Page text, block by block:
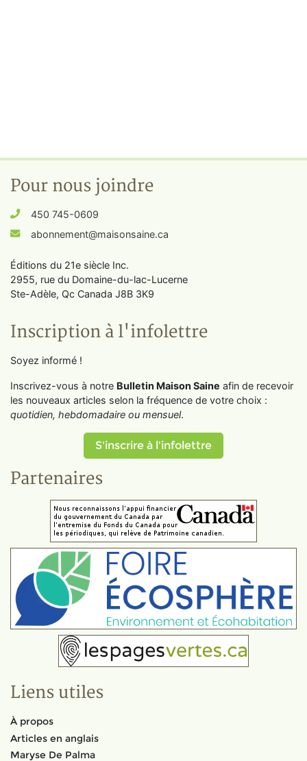
Pour nous joindre
450 745-0609
abonnement@maisonsaine.ca
Éditions du 21e siècle Inc.
2955, rue du Domaine-du-lac-Lucerne
Ste-Adèle, Qc Canada J8B 3K9
Inscription à l'infolettre
Soyez informé !
Inscrivez-vous à notre Bulletin Maison Saine afin de recevoir
les nouveaux articles selon la fréquence de votre choix :
quotidien, hebdomadaire ou mensuel.
S'inscrire à l'infolettre
Partenaires
Liens utiles
À propos
Articles en anglais
Maryse De Palma